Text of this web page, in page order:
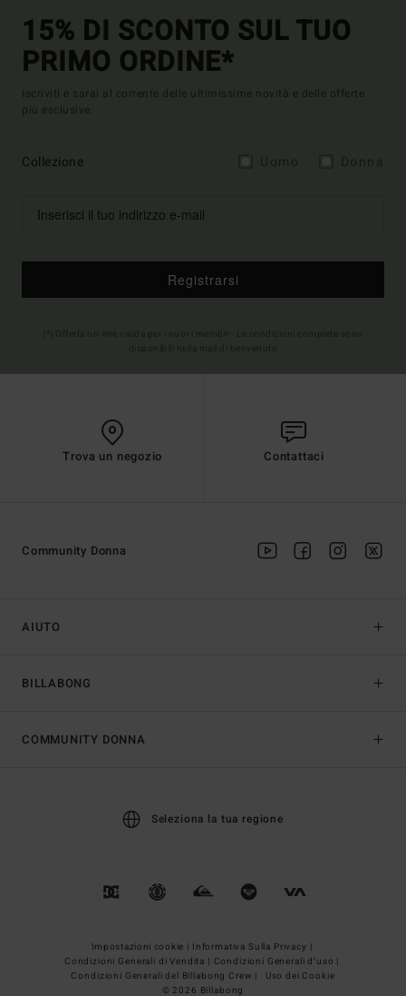
15% DI SCONTO SUL TUO
PRIMO ORDINE*
Iscriviti e sarai al corrente delle ultimissime novità e delle offerte
più esclusive.
Collezione
Registrarsi
Trova un negozio Contattaci
AIUTO
BILLABONG
Community Donna
COMMUNITY DONNA
Seleziona la tua regione
Impostazioni cookie | Informativa Sulla Privacy |
Condizioni Generali di Vendita | Condizioni Generali d’uso |
Condizioni Generali del Billabong Crew |
Uso dei Cookie
© 2026 Billabong